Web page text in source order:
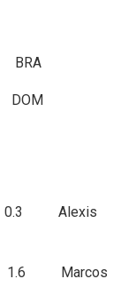
0.3 Alexis
1.6 Marcos